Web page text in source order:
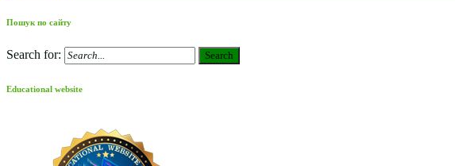
Пошук по сайту
Search for: Search
Educational website